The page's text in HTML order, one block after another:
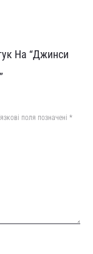
На “Джинси
поля позначені *